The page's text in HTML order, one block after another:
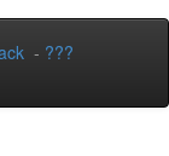
- ???